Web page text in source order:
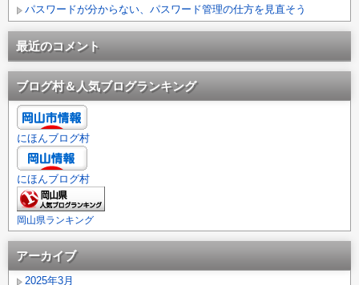
パスワードが分からない、パスワード管理の仕方を見直そう
最近のコメント
ブログ村＆人気ブログランキング
にほんブログ村
にほんブログ村
岡山県ランキング
アーカイブ
2025年3月